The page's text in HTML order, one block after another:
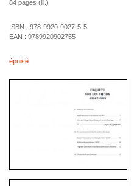
84 pages (ill.)
ISBN : 978-9920-9027-5-5
EAN : 9789920902755
épuisé